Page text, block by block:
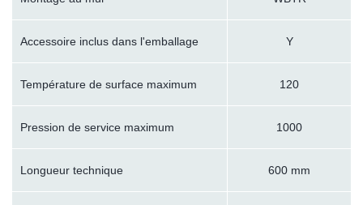
Accessoire inclus dans l'emballage Y
Température de surface maximum 120
Pression de service maximum 1000
Longueur technique 600 mm